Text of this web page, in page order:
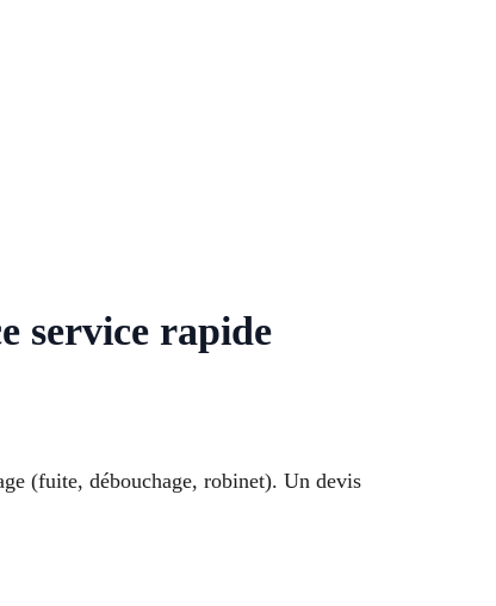
service rapide
(fuite, débouchage, robinet). Un devis